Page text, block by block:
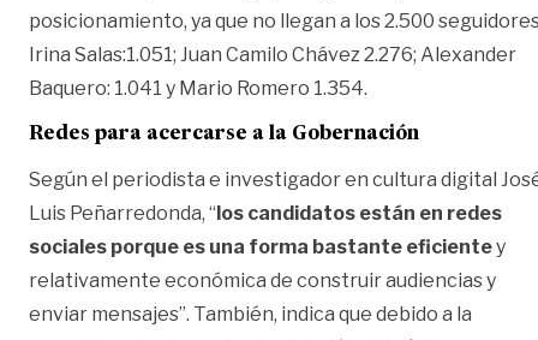
posicionamiento, ya que no llegan a los 2.500
Irina Salas:1.051; Juan Camilo Chávez 2.276; Alexander
Baquero: 1.041 y Mario Romero 1.354.
Redes para acercarse a la Gobernación
Según el periodista e investigador en cultura digital
Luis Peñarredonda, “los candidatos están en redes
sociales porque es una forma bastante eficientey
relativamente económica de construir audiencias y
enviar mensajes”. También, indica que debido a la